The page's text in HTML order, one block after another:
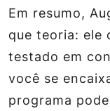
Em resumo,
que teoria: ele
testado em
você se
programa